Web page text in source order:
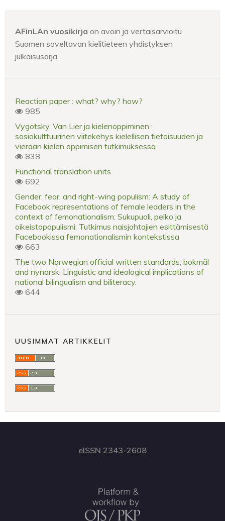
AFinLAn vuosikirja on avoin ja vertaisarvioitu
Suomen soveltavan kielitieteen yhdistyksen
julkaisusarja.
Reaction paper : what? why? how?
985
Vygotsky, Van Lier ja kielenoppiminen :
sosiokulttuurinen viitekehys kielellisen tietoisuuden ja
vieraan kielen oppimisen tutkimuksessa
838
Functional translation units
692
Gender, fear, and right-wing populism: A study of
Facebook representations of female leaders in the
context of femonationalism: Sukupuoli, pelko ja
oikeistopopulismi: Tutkimus naisjohtajien esittämisestä
Facebookissa femonationalismin kontekstissa
663
The two Norwegian official written standards, bokmål
and nynorsk. Linguistic and ideological implications of
national bilingualism and biliteracy.
644
UUSIMMAT ARTIKKELIT
eISSN 2343-2608